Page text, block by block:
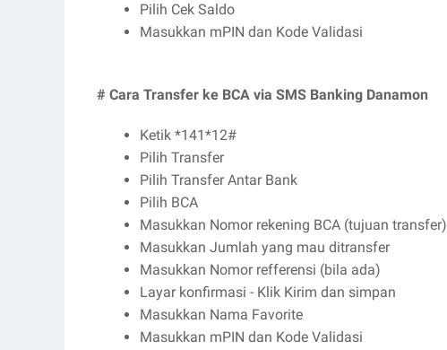
Pilih Cek Saldo
Masukkan mPIN dan Kode Validasi
# Cara Transfer ke BCA via SMS Banking Danamon
Ketik *141*12#
Pilih Transfer
Pilih Transfer Antar Bank
Pilih BCA
Masukkan Nomor rekening BCA (tujuan transfer)
Masukkan Jumlah yang mau ditransfer
Masukkan Nomor refferensi (bila ada)
Layar konfirmasi - Klik Kirim dan simpan
Masukkan Nama Favorite
Masukkan mPIN dan Kode Validasi